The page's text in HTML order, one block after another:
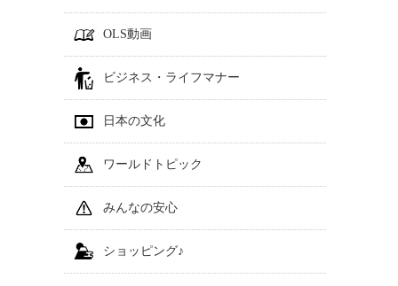
OLS動画
ビジネス・ライフマナー
日本の文化
ワールドトピック
みんなの安心
ショッピング♪